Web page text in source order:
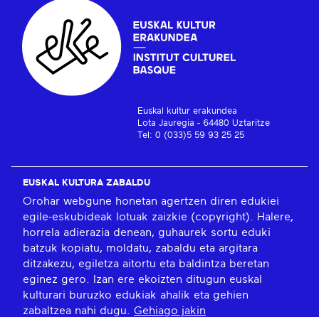
Euskal kultur erakundea
Lota Jauregia - 64480 Uztaritze
Tel: 0 (033)5 59 93 25 25
EUSKAL KULTURA ZABALDU
Orohar webgune honetan agertzen diren edukiei
egile-eskubideak lotuak zaizkie (copyright). Halere,
horrela adierazia denean, guhaurek sortu eduki
batzuk kopiatu, moldatu, zabaldu eta argitara
ditzakezu, egiletza aitortu eta baldintza beretan
eginez gero. Izan ere ekoizten ditugun euskal
kulturari buruzko edukiak ahalik eta gehien
zabaltzea nahi dugu. Gehiago jakin